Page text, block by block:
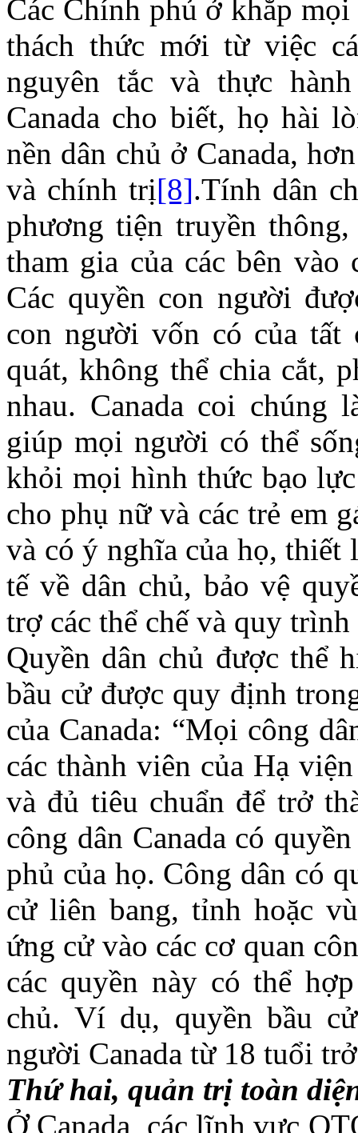
Các Chính phủ ở khắp
thách thức mới từ việc
nguyên tắc và thực
Canada cho biết, họ hài
nền dân chủ ở Canada,
và chính trị[8].Tính dân
phương tiện truyền
tham gia của các bên
Các quyền con người
con người vốn có của
quát, không thể chia cắt,
nhau. Canada coi chúng
giúp mọi người có thể
khỏi mọi hình thức bạo lực
cho phụ nữ và các trẻ em
và có ý nghĩa của họ, thiết
tế về dân chủ, bảo vệ
trợ các thể chế và quy
Quyền dân chủ được thể
bầu cử được quy định
của Canada: “Mọi công
các thành viên của Hạ
và đủ tiêu chuẩn để trở
công dân Canada có
phủ của họ. Công dân có
cử liên bang, tỉnh hoặc
ứng cử vào các cơ quan
các quyền này có thể
chủ. Ví dụ, quyền bầu
người Canada từ 18 tuổi
Thứ hai, quản trị toàn
Ở Canada, các lĩnh vực